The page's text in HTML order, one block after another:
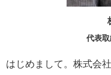
代表
はじめまして。株式